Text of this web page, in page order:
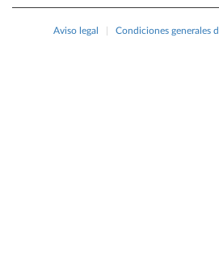
Aviso legal Condiciones generales